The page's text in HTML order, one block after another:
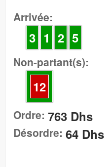
Arrivée:
3 1 2 5
Non-partant(s):
12
Ordre: 763 Dhs
Désordre: 64 Dhs